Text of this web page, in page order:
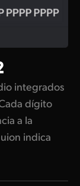
integrados
dígito
a la
indica